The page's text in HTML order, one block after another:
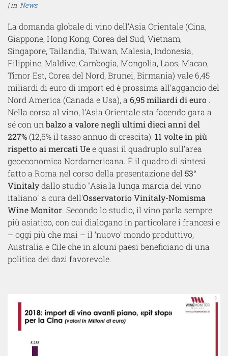
| in News
La domanda globale di vino dell’Asia Orientale (Cina,
Giappone, Hong Kong, Corea del Sud, Vietnam,
Singapore, Tailandia, Taiwan, Malesia, Indonesia,
Filippine, Maldive, Cambogia, Mongolia, Laos, Macao,
Timor Est, Corea del Nord, Brunei, Birmania) vale 6,45
miliardi di euro di import ed è prossima all’aggancio del
Nord America (Canada e Usa), a 6,95 miliardi di euro .
Nella corsa al vino, l’Asia Orientale sta facendo gara a
sé con unbalzo a valore negli ultimi dieci anni del
227% (12,6% il tasso annuo di crescita): 11 volte in più
rispetto ai mercati Uee quasi il quadruplo sull’area
geoeconomica Nordamericana. È il quadro di sintesi
fatto a Roma nel corso della presentazione del 53°
Vinitalydallo studio "Asia:la lunga marcia del vino
italiano" a cura dell'Osservatorio Vinitaly-Nomisma
Wine Monitor. Secondo lo studio, il vino parla sempre
più asiatico, con cui dialogano in particolare i francesi e
– oggi più che mai – il ‘nuovo’ mondo produttivo,
Australia e Cile che in alcuni paesi beneficiano di una
politica dei dazi favorevole.